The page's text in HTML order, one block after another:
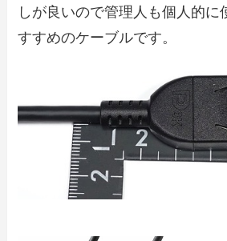
しが良いので管理人も個人的に
すすめのケーブルです。